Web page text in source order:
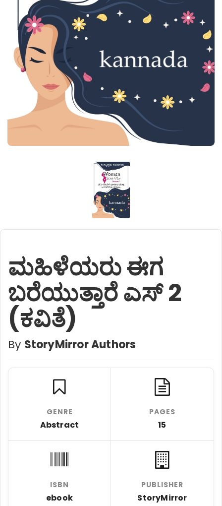
ಮಹಿಳೆಯರು ಈಗ
ಬರೆಯುತ್ತಾರೆ ಎಸ್ 2
(ಕವಿತೆ)
By StoryMirror Authors
GENRE
Abstract
PAGES
15
ISBN
ebook
PUBLISHER
StoryMirror